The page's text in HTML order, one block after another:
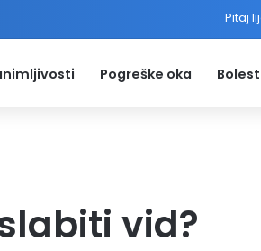
Pitaj
Pogreške oka
vid?